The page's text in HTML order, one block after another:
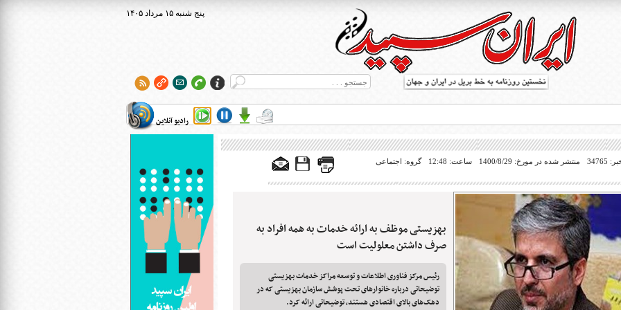
۱۴۰۵ پنج شنبه ۱۵ مرداد
رادیو آنلاین
بریل در جهان
منتشر شده در مورخ: 1400/8/29 ساعت: 12:48 گروه: اجتماعی
بهزیستی موظف به ارائه خدمات به همه افراد به
صرف داشتن معلولیت است
رئیس مرکز فناوری اطلاعات و توسعه مراکز خدمات بهزیستی
توضیحاتی درباره خانوارهای تحت پوشش سازمان بهزیستی که در
دهک‌های بالای اقتصادی هستند، توضیحاتی ارائه کرد.